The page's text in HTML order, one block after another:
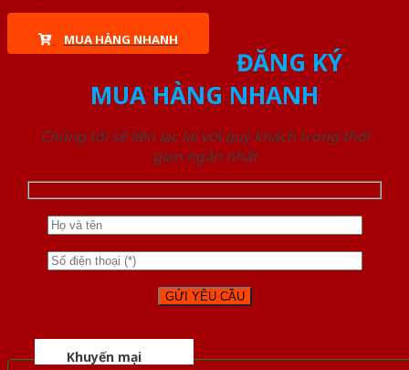
MUA HÀNG NHANH
ĐĂNG KÝ
MUA HÀNG NHANH
Chúng tôi sẽ liên lạc lại với quý khách trong thời
gian ngắn nhất
Khuyến mại